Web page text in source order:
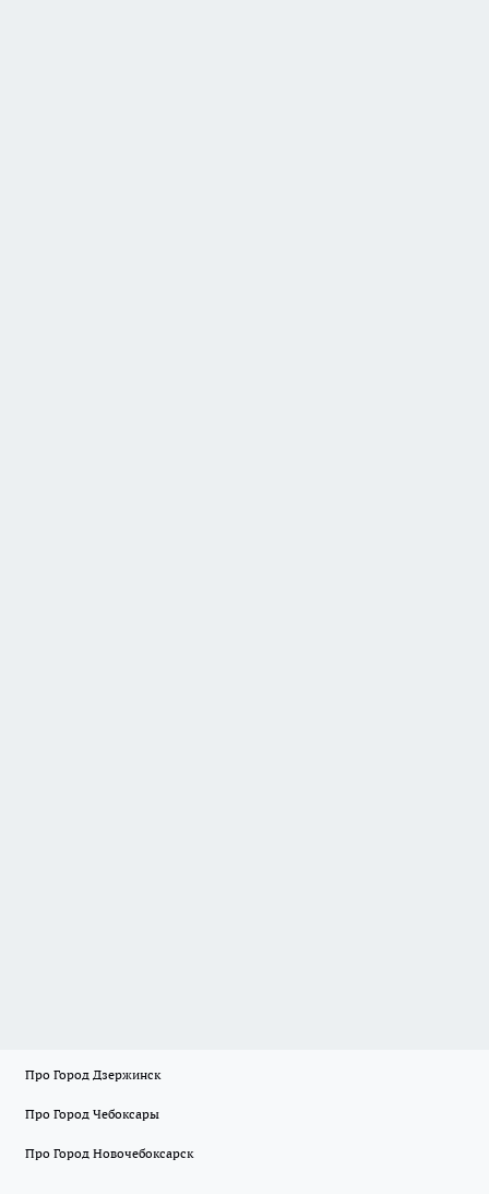
Про Город Дзержинск
Про Город Чебоксары
Про Город Новочебоксарск